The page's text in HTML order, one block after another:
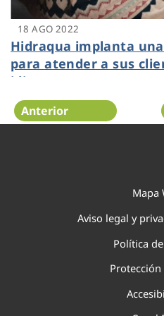
18 AGO 2022
Hidraqua implanta
para atender a sus
idiomas
Anterior
Mapa
Aviso legal y
Política